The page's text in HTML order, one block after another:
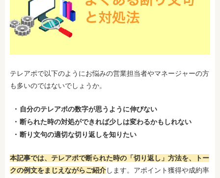
テレアポで以下のようにお悩みの営業担当者やマネージャーの方
も多いのではないでしょうか。
自分のテレアポの数字が思うように伸びない
断られた時の対処ができれば少しは変わるかもしれない
断り文句の適切な切り返しを知りたい
本記事では、テレアポで断られた時の「切り返し」方法を、トー
クの例文をまじえながらご紹介します。アポイント獲得や成約率